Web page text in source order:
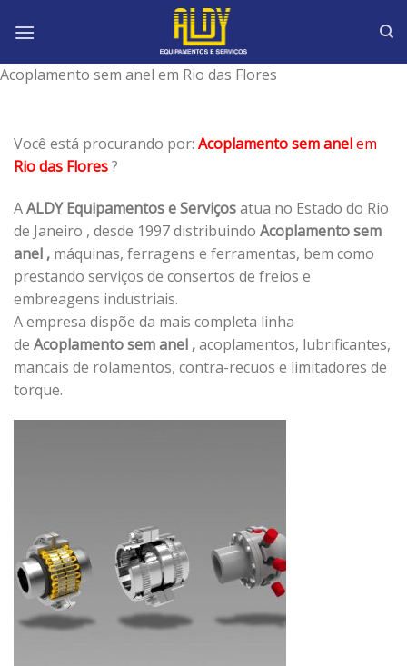
Acoplamento sem anel em Rio das Flores
Você está procurando por: Acoplamento sem anelem
Rio das Flores?
AALDY Equipamentos e Serviçosatua no Estado do Rio
de Janeiro , desde 1997 distribuindo Acoplamento sem
anel , máquinas, ferragens e ferramentas, bem como
prestando serviços de consertos de freios e
embreagens industriais.
A empresa dispõe da mais completa linha
de Acoplamento sem anel ,acoplamentos, lubrificantes,
mancais de rolamentos, contra-recuos e limitadores de
torque.